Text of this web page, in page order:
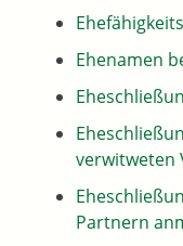
Ehenamen
verwitweten
Partnern